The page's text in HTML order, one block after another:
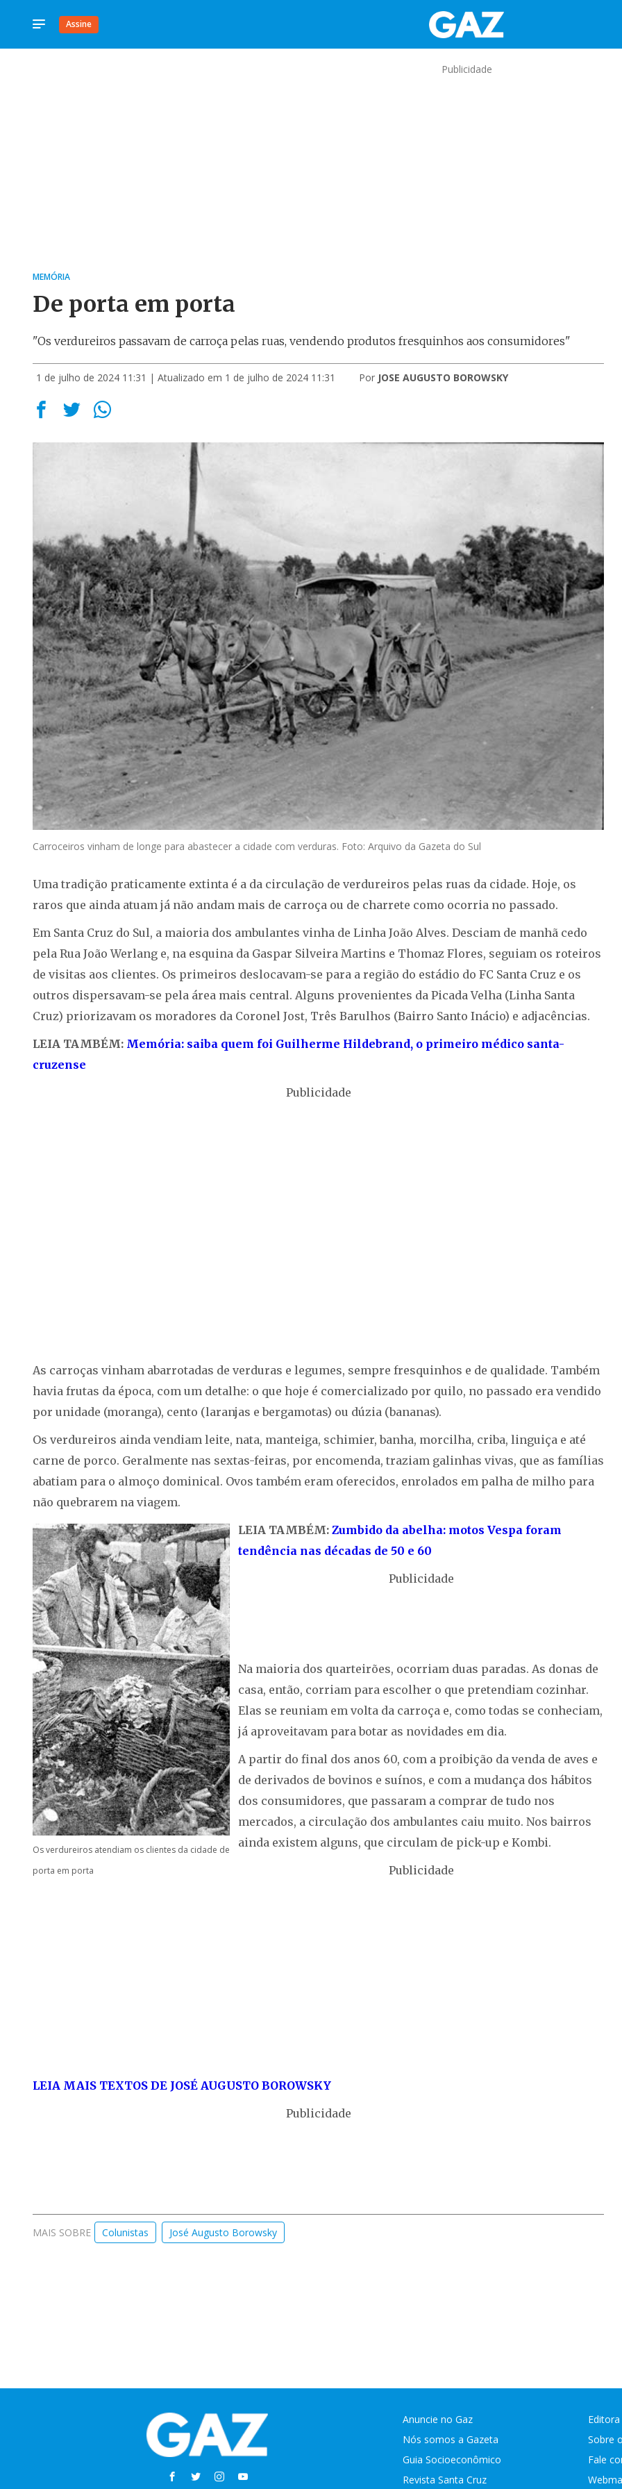
Assine
Publicidade
MEMÓRIA
De porta em porta
"Os verdureiros passavam de carroça pelas ruas, vendendo produtos fresquinhos aos consumidores"
1 de julho de 2024 11:31 | Atualizado em 1 de julho de 2024 11:31 Por JOSE AUGUSTO BOROWSKY
Carroceiros vinham de longe para abastecer a cidade com verduras. Foto: Arquivo da Gazeta do Sul
Uma tradição praticamente extinta é a da circulação de verdureiros pelas ruas da cidade. Hoje, os
raros que ainda atuam já não andam mais de carroça ou de charrete como ocorria no passado.
Em Santa Cruz do Sul, a maioria dos ambulantes vinha de Linha João Alves. Desciam de manhã cedo
pela Rua João Werlang e, na esquina da Gaspar Silveira Martins e Thomaz Flores, seguiam os roteiros
de visitas aos clientes. Os primeiros deslocavam-se para a região do estádio do FC Santa Cruz e os
outros dispersavam-se pela área mais central. Alguns provenientes da Picada Velha (Linha Santa
Cruz) priorizavam os moradores da Coronel Jost, Três Barulhos (Bairro Santo Inácio) e adjacências.
LEIA TAMBÉM: Memória: saiba quem foi Guilherme Hildebrand, o primeiro médico santa-
cruzense
Publicidade
As carroças vinham abarrotadas de verduras e legumes, sempre fresquinhos e de qualidade. Também
havia frutas da época, com um detalhe: o que hoje é comercializado por quilo, no passado era vendido
por unidade (moranga), cento (laranjas e bergamotas) ou dúzia (bananas).
Os verdureiros ainda vendiam leite, nata, manteiga, schimier, banha, morcilha, criba, linguiça e até
carne de porco. Geralmente nas sextas-feiras, por encomenda, traziam galinhas vivas, que as famílias
abatiam para o almoço dominical. Ovos também eram oferecidos, enrolados em palha de milho para
não quebrarem na viagem.
Os verdureiros atendiam os clientes da cidade de
porta em porta
LEIA TAMBÉM: Zumbido da abelha: motos Vespa foram
tendência nas décadas de 50 e 60
Publicidade
Na maioria dos quarteirões, ocorriam duas paradas. As donas de
casa, então, corriam para escolher o que pretendiam cozinhar.
Elas se reuniam em volta da carroça e, como todas se conheciam,
já aproveitavam para botar as novidades em dia.
A partir do final dos anos 60, com a proibição da venda de aves e
de derivados de bovinos e suínos, e com a mudança dos hábitos
dos consumidores, que passaram a comprar de tudo nos
mercados, a circulação dos ambulantes caiu muito. Nos bairros
ainda existem alguns, que circulam de pick-up e Kombi.
Publicidade
LEIA MAIS TEXTOS DE JOSÉ AUGUSTO BOROWSKY
Publicidade
MAIS SOBRE Colunistas José Augusto Borowsky
Anuncie no Gaz
Nós somos a Gazeta
Guia Socioeconômico
Revista Santa Cruz
Sobre
Fale